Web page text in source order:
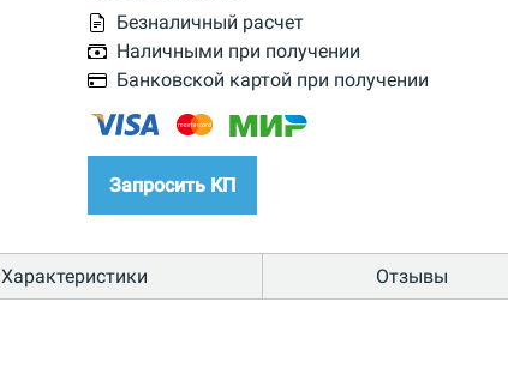
Безналичный расчет
Наличными при получении
Банковской картой при получении
Запросить КП
Характеристики Отзывы